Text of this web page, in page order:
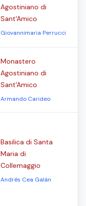
Agostiniano di
Sant'Amico
Giovannimaria Perrucci
Monastero
Agostiniano di
Sant'Amico
Armando Carideo
Basilica di Santa
Maria di
Collemaggio
Andrés Cea Galán